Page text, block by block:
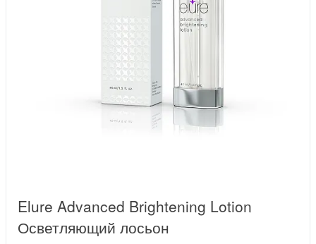
Elure Advanced Brightening Lotion
Осветляющий лосьон